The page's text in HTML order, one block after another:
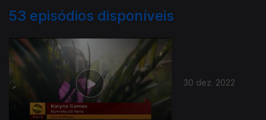
53 episódios disponíveis
30 dez. 2022